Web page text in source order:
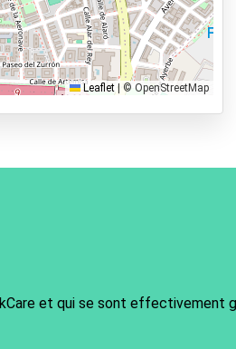
Leaflet | © OpenStreetMap
et qui se sont effectivement